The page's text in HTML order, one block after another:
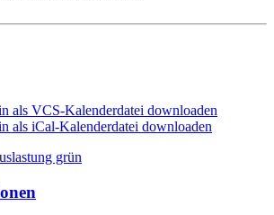
als VCS-Kalenderdatei downloaden
als iCal-Kalenderdatei downloaden